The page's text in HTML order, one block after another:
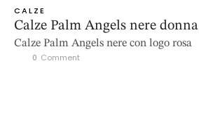
CALZE
Calze Palm Angels nere
Calze Palm Angels nere con logo rosa
0 Comment